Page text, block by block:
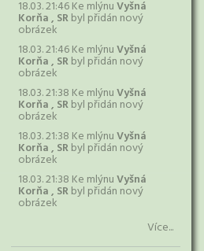
18.03. 21:46 Ke mlýnuVyšná
Korňa , SRbyl přidán nový
obrázek
18.03. 21:46 Ke mlýnuVyšná
Korňa , SRbyl přidán nový
obrázek
18.03. 21:38 Ke mlýnuVyšná
Korňa , SRbyl přidán nový
obrázek
18.03. 21:38 Ke mlýnuVyšná
Korňa , SRbyl přidán nový
obrázek
18.03. 21:38 Ke mlýnuVyšná
Korňa , SRbyl přidán nový
obrázek
Více...